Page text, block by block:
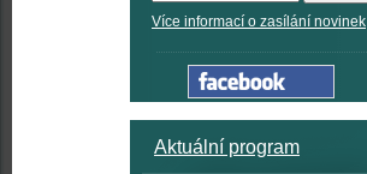
Více informací o zasílání novinek
Aktuální program